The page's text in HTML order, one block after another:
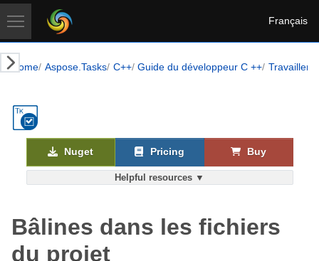
Français
Home Aspose.Tasks C++ Guide du développeur C ++ Travailler
Helpful resources ▼
Nuget Pricing Buy
Bâlines dans les fichiers
du projet